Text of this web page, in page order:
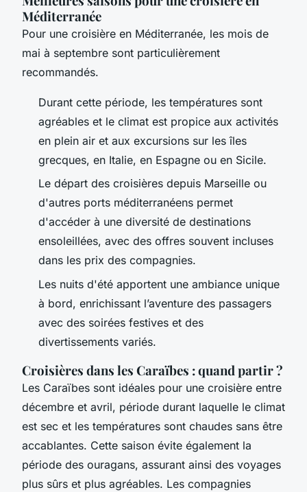
Méditerranée
Pour une croisière en Méditerranée, les mois de
mai à septembre sont particulièrement
recommandés.
Durant cette période, les températures sont
agréables et le climat est propice aux activités
en plein air et aux excursions sur les îles
grecques, en Italie, en Espagne ou en Sicile.
Le départ des croisières depuis Marseille ou
d'autres ports méditerranéens permet
d'accéder à une diversité de destinations
ensoleillées, avec des offres souvent incluses
dans les prix des compagnies.
Les nuits d'été apportent une ambiance unique
à bord, enrichissant l’aventure des passagers
avec des soirées festives et des
divertissements variés.
Croisières dans les Caraïbes : quand partir ?
Les Caraïbes sont idéales pour une croisière entre
décembre et avril, période durant laquelle le climat
est sec et les températures sont chaudes sans être
accablantes. Cette saison évite également la
période des ouragans, assurant ainsi des voyages
plus sûrs et plus agréables. Les compagnies